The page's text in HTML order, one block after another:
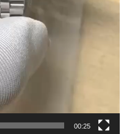
00:25